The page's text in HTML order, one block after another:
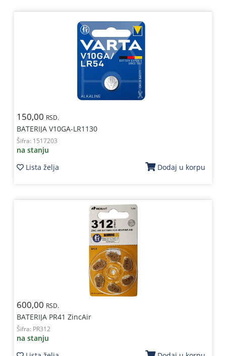
150,00 RSD.
BATERIJA V10GA-LR1130
Šifra: 1517203
na stanju
Lista želja
Dodaj u korpu
600,00 RSD.
BATERIJA PR41 ZincAir
Šifra: PR312
na stanju